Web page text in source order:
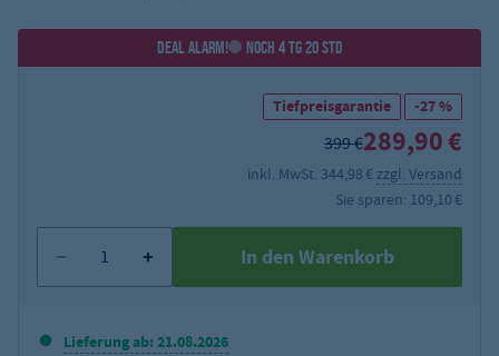
DEAL ALARM! NOCH 4 TG 20 STD
Tiefpreisgarantie -27 %
399 €289,90 €
inkl. MwSt. 344,98 € zzgl. Versand
Sie sparen: 109,10 €
In den Warenkorb
Lieferung ab: 21.08.2026